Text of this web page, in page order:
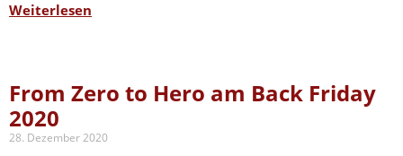
Weiterlesen
From Zero to Hero am Back Friday
2020
28. Dezember 2020